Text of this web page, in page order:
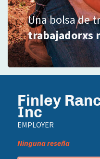
Una bolsa de
trabajadorxs
Finley
Inc
EMPLOYER
Ninguna reseña